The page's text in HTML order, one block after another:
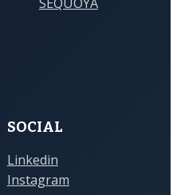
SOCIAL
Linkedin
Instagram